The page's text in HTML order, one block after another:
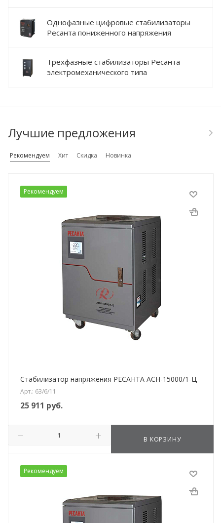
Однофазные цифровые стабилизаторы
Ресанта пониженного напряжения
Трехфазные стабилизаторы Ресанта
электромеханического типа
Лучшие предложения
Рекомендуем Хит Скидка Новинка
Рекомендуем
Стабилизатор напряжения РЕСАНТА АСН-15000/1-Ц
Арт.: 63/6/11
25 911 руб.
В КОРЗИНУ
Рекомендуем